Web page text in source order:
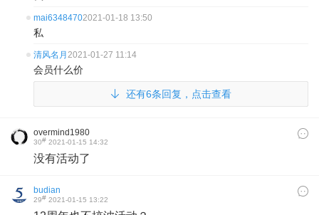
mai63484702021-01-18 13:50
私
清风名月 2021-01-27 11:14
会员什么价
还有6条回复，点击查看
overmind1980
30# 2021-01-15 14:32
没有活动了
budian
29# 2021-01-15 13:22